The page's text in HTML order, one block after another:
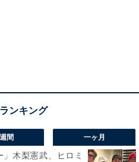
間 一ヶ月
」木梨憲武、ヒロミ